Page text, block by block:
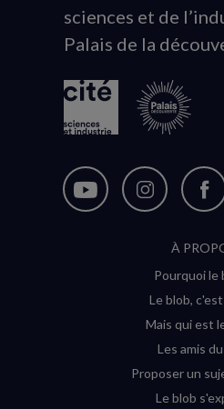
du
logo
sciences et de
Palais de la
Nous
Nous
Instagram
(nouvelle
sur
À
Pourquoi le
Le blob,
Mais qui est
Les amis
Proposer un
Le blob